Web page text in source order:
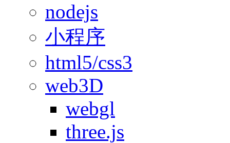
nodejs
小程序
html5/css3
web3D
webgl
three.js